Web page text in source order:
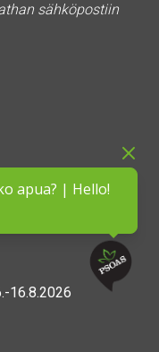
apua? | Hello!
sähköpostiin
16.8.2026